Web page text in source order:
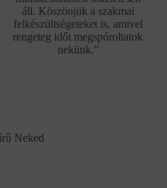
áll. Köszönjük a szakmai
felkészültségeteket is, amivel
rengeteg időt megspóroltatok
nekünk.”